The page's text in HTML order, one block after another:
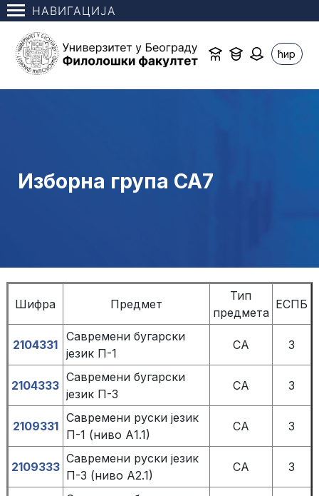
НАВИГАЦИЈА
ћир
Изборна група СА7
Шифра Предмет
Тип
предмета
ЕСПБ
2104331
Савремени бугарски
језик П-1
СА 3
2104333
Савремени бугарски
језик П-3
СА 3
2109331
Савремени руски језик
П-1 (ниво А1.1)
СА 3
2109333
Савремени руски језик
П-3 (ниво А2.1)
СА 3